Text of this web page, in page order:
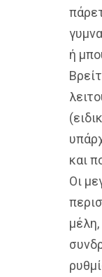
ή
και
Οι